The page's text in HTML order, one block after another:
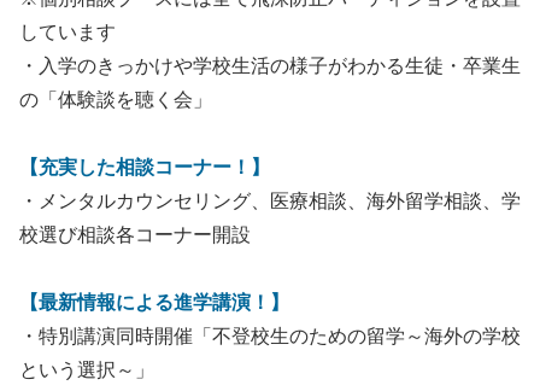
しています
・入学のきっかけや学校生活の様子がわかる生徒・卒業生
の「体験談を聴く会」
【充実した相談コーナー！】
・メンタルカウンセリング、医療相談、海外留学相談、学
校選び相談各コーナー開設
【最新情報による進学講演！】
・特別講演同時開催「不登校生のための留学～海外の学校
という選択～」